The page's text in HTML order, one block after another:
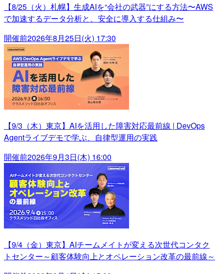
【8/25（火）札幌】生成AIを“会社の武器”にする方法〜AWS
で加速するデータ分析と、安全に導入する仕組み〜
開催前2026年8月25日(火) 17:30
【9/3（木）東京】AIを活用した障害対応最前線 | DevOps
Agentライブデモで学ぶ、自律型運用の実践
開催前2026年9月3日(木) 16:00
【9/4（金）東京】AIチームメイトが変える次世代コンタク
トセンター～顧客体験向上とオペレーション改革の最前線～